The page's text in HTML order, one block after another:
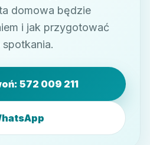
domowa będzie
i jak przygotować
572 009 211